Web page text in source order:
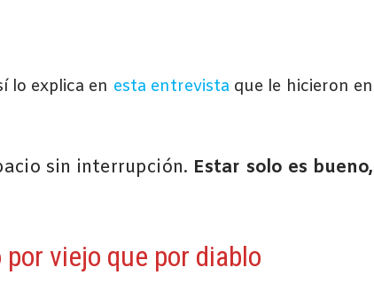
lo explica en esta entrevista que le hicieron en
sin interrupción. Estar solo es bueno,
viejo que por diablo